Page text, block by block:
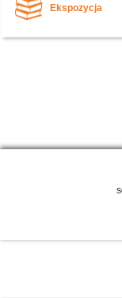
Ekspozycja